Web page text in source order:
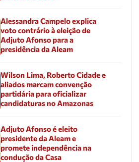
Alessandra Campelo explica
voto contrário à eleição de
Adjuto Afonso para a
presidência da Aleam
Wilson Lima, Roberto Cidade e
aliados marcam convenção
partidária para oficializar
candidaturas no Amazonas
Adjuto Afonso é eleito
presidente da Aleam e
promete independência na
condução da Casa